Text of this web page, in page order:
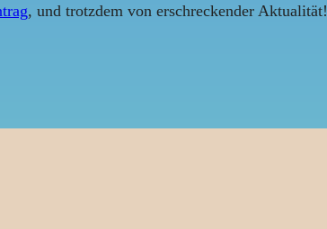
, und trotzdem von erschreckender Aktualität!